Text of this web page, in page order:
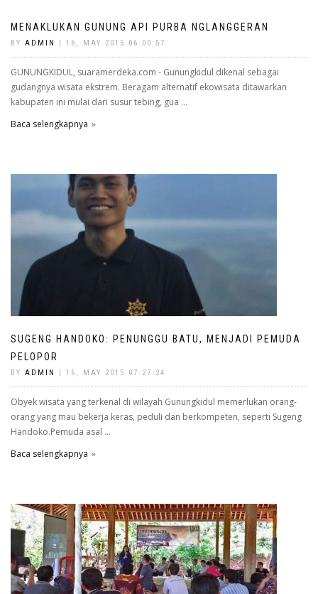
MENAKLUKAN GUNUNG API PURBA NGLANGGERAN
BY ADMIN | 16, MAY 2015 06:00:57
GUNUNGKIDUL, suaramerdeka.com - Gunungkidul dikenal sebagai
gudangnya wisata ekstrem. Beragam alternatif ekowisata ditawarkan
kabupaten ini mulai dari susur tebing, gua ...
Baca selengkapnya
SUGENG HANDOKO: PENUNGGU BATU, MENJADI PEMUDA
PELOPOR
BY ADMIN | 16, MAY 2015 07:27:24
Obyek wisata yang terkenal di wilayah Gunungkidul memerlukan orang-
orang yang mau bekerja keras, peduli dan berkompeten, seperti Sugeng
Handoko.Pemuda asal ...
Baca selengkapnya